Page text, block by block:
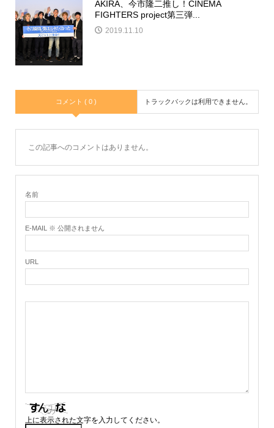
AKIRA、今市隆二推し！CINEMA
FIGHTERS project第三弾...
2019.11.10
コメント ( 0 ) トラックバックは利用できません。
この記事へのコメントはありません。
名前
E-MAIL ※ 公開されません
URL
上に表示された文字を入力してください。